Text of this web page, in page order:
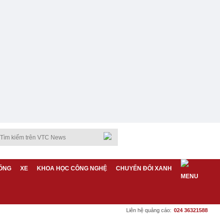
XE KHOA HỌC CÔNG NGHỆ CHUYỂN ĐỔI XANH
Liên hệ quảng cáo: 024 36321588